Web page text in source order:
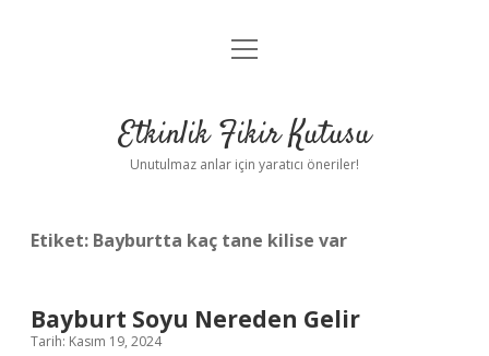
Anasayfa
Yasal Uyarı
menüyü
Etkinlik Fikir Kutusu
Unutulmaz anlar için yaratıcı öneriler!
Etiket: Bayburtta kaç tane kilise var
Bayburt Soyu Nereden Gelir
Tarih: Kasım 19, 2024